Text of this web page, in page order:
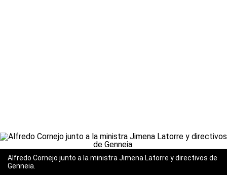
Alfredo Cornejo junto a la ministra Jimena Latorre y directivos de
Genneia.